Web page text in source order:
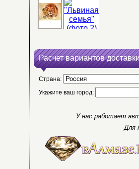
Расчет вариантов
Страна:
Укажите ваш город:
У нас работает
Для